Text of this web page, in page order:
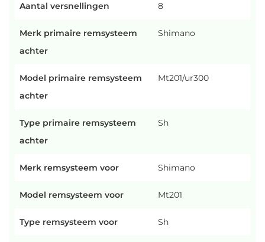
Aantal versnellingen 8
Merk primaire remsysteem
achter
Shimano
Model primaire remsysteem
achter
Mt201/ur300
Type primaire remsysteem
achter
Sh
Merk remsysteem voor Shimano
Model remsysteem voor Mt201
Type remsysteem voor Sh